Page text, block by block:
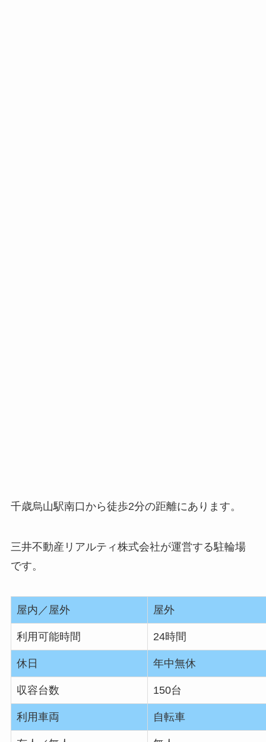
千歳烏山駅南口から徒歩2分の距離にあります。
三井不動産リアルティ株式会社が運営する駐輪場
です。
屋内／屋外 屋外
利用可能時間 24時間
休日 年中無休
収容台数 150台
利用車両 自転車